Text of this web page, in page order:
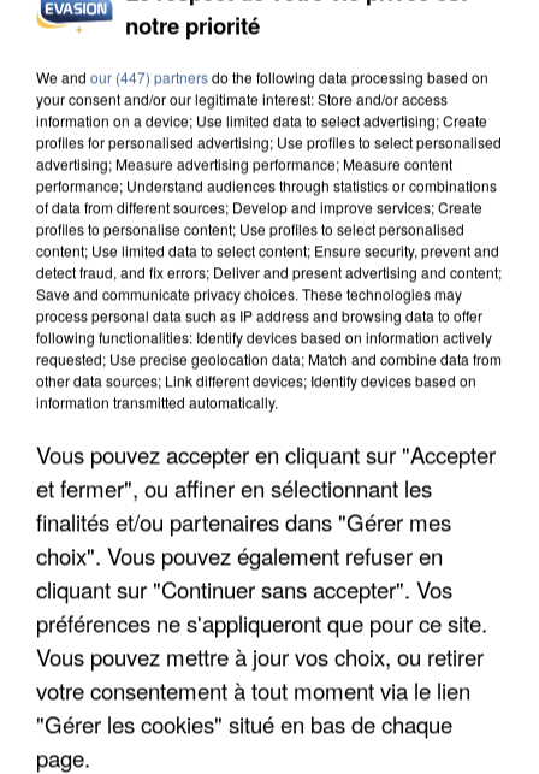
L’UN DES FONDATEURS SUPPOSÉS DE LA DZ
MAFIA INTERPELLÉ EN ALGÉRIE
UN SECOND CADRE DE LA DZ MAFIA
INTERPELLÉ EN ALGÉRIE
notre priorité
We and our (447) partnersdo the following data processing based on
your consent and/or our legitimate interest: Store and/or access
information on a device; Use limited data to select advertising; Create
profiles for personalised advertising; Use profiles to select personalised
advertising; Measure advertising performance; Measure content
performance; Understand audiences through statistics or combinations
of data from different sources; Develop and improve services; Create
profiles to personalise content; Use profiles to select personalised
content; Use limited data to select content; Ensure security, prevent and
detect fraud, and fix errors; Deliver and present advertising and content;
Save and communicate privacy choices. These technologies may
process personal data such as IP address and browsing data to offer
following functionalities: Identify devices based on information actively
requested; Use precise geolocation data; Match and combine data from
other data sources; Link different devices; Identify devices based on
information transmitted automatically.
Vous pouvez accepter en cliquant sur "Accepter
et fermer", ou affiner en sélectionnant les
finalités et/ou partenaires dans "Gérer mes
choix". Vous pouvez également refuser en
cliquant sur "Continuer sans accepter". Vos
préférences ne s'appliqueront que pour ce site.
Vous pouvez mettre à jour vos choix, ou retirer
votre consentement à tout moment via le lien
"Gérer les cookies" situé en bas de chaque
page.